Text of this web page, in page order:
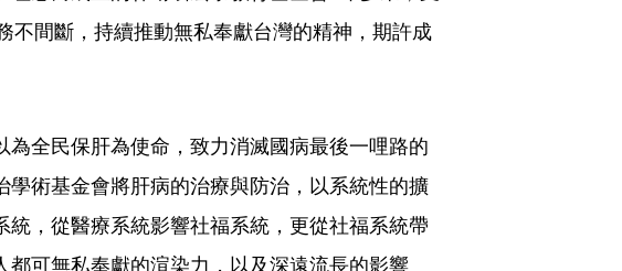
不間斷，持續推動無私奉獻台灣的精神，期許成
全民保肝為使命，致力消滅國病最後一哩路的
學術基金會將肝病的治療與防治，以系統性的擴
，從醫療系統影響社福系統，更從社福系統帶
可無私奉獻的渲染力，以及深遠流長的影響